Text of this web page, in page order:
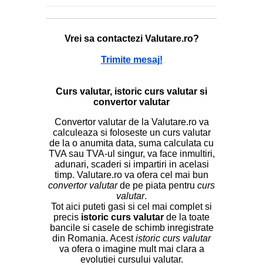
Vrei sa contactezi Valutare.ro?
Trimite mesaj!
Curs valutar, istoric curs valutar si
convertor valutar
Convertor valutar de la Valutare.ro va
calculeaza si foloseste un curs valutar
de la o anumita data, suma calculata cu
TVA sau TVA-ul singur, va face inmultiri,
adunari, scaderi si impartiri in acelasi
timp. Valutare.ro va ofera cel mai bun
convertor valutarde pe piata pentru curs
valutar.
Tot aici puteti gasi si cel mai complet si
precis istoric curs valutar de la toate
bancile si casele de schimb inregistrate
din Romania. Acestistoric curs valutar
va ofera o imagine mult mai clara a
evolutiei cursului valutar.